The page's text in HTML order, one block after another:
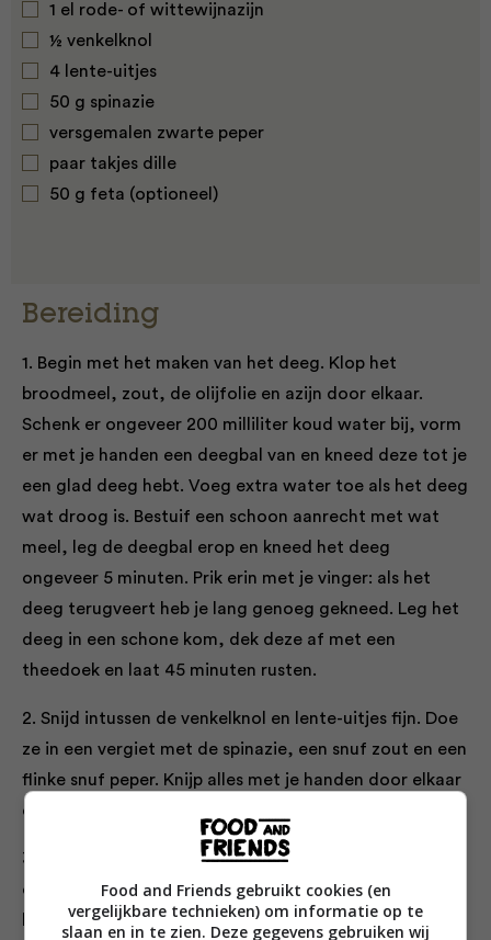
1 el rode- of wittewijnazijn
½ venkelknol
4 lente-uitjes
50 g spinazie
versgemalen zwarte peper
paar takjes dille
50 g feta (optioneel)
Bereiding
1. Begin met het maken van het deeg. Klop het
broodmeel, zout, de olijfolie en azijn door elkaar.
Schenk er ongeveer 200 milliliter koud water bij, vorm
er met je handen een deegbal van en kneed deze tot je
een glad deeg hebt. Voeg extra water toe als het deeg
wat droog is. Bestuif een schoon aanrecht met wat
meel, leg de deegbal erop en kneed het deeg
ongeveer 5 minuten. Prik erin met je vinger: als het
deeg terugveert heb je lang genoeg gekneed. Leg het
deeg in een schone kom, dek deze af met een
theedoek en laat 45 minuten rusten.
2. Snijd intussen de venkelknol en lente-uitjes fijn. Doe
ze in een vergiet met de spinazie, een snuf zout en een
flinke snuf peper. Knijp alles met je handen door elkaar
en laat in de gootsteen uitlekken.
3. Als het deeg en de vulling klaar zijn, laat je het deeg
op een dun met meel bestoven aanrecht glijden. Snijd
het in 10 even grote stukken. Knijp nog een keer al het
Food and Friends gebruikt cookies (en
vergelijkbare technieken) om informatie op te
slaan en in te zien. Deze gegevens gebruiken wij